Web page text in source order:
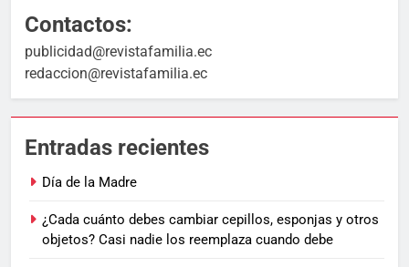
Contactos:
publicidad@revistafamilia.ec
redaccion@revistafamilia.ec
Entradas recientes
Día de la Madre
¿Cada cuánto debes cambiar cepillos, esponjas y otros
objetos? Casi nadie los reemplaza cuando debe